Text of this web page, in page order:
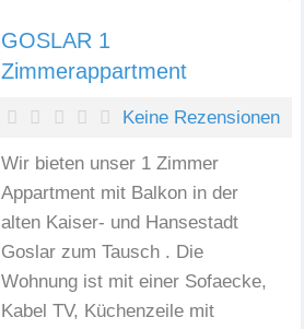
GOSLAR 1
Zimmerappartment
Keine Rezensionen
Wir bieten unser 1 Zimmer
Appartment mit Balkon in der
alten Kaiser- und Hansestadt
Goslar zum Tausch . Die
Wohnung ist mit einer Sofaecke,
Kabel TV, Küchenzeile mit